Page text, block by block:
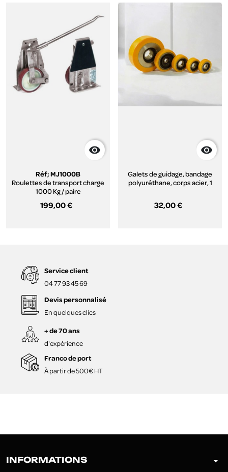

Réf; MJ1000B
Roulettes de transport charge
1000 Kg / paire
199,00 €

Galets de guidage, bandage
polyuréthane, corps acier, 1
32,00 €
Service client
04 77 93 45 69
Devis personnalisé
En quelques clics
+ de 70 ans
d'expérience
Franco de port
À partir de 500€ HT
INFORMATIONS arrow_drop_down